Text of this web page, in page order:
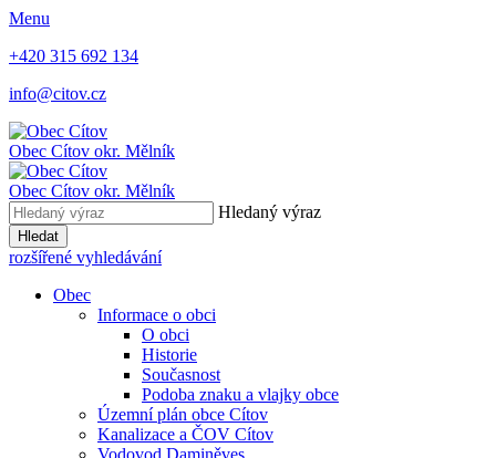
Menu
+420 315 692 134
info@citov.cz
Obec Cítov okr. Mělník
Obec Cítov okr. Mělník
Hledaný výraz
Hledat
rozšířené vyhledávání
Obec
Informace o obci
O obci
Historie
Současnost
Podoba znaku a vlajky obce
Územní plán obce Cítov
Kanalizace a ČOV Cítov
Vodovod Daminěves